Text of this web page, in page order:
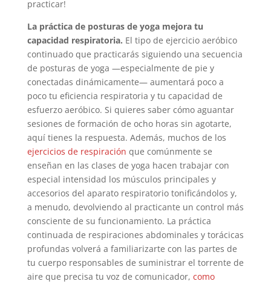
practicar!
La práctica de posturas de yoga mejora tu
capacidad respiratoria. El tipo de ejercicio aeróbico
continuado que practicarás siguiendo una secuencia
de posturas de yoga —especialmente de pie y
conectadas dinámicamente— aumentará poco a
poco tu eficiencia respiratoria y tu capacidad de
esfuerzo aeróbico. Si quieres saber cómo aguantar
sesiones de formación de ocho horas sin agotarte,
aquí tienes la respuesta. Además, muchos de los
ejercicios de respiración que comúnmente se
enseñan en las clases de yoga hacen trabajar con
especial intensidad los músculos principales y
accesorios del aparato respiratorio tonificándolos y,
a menudo, devolviendo al practicante un control más
consciente de su funcionamiento. La práctica
continuada de respiraciones abdominales y torácicas
profundas volverá a familiarizarte con las partes de
tu cuerpo responsables de suministrar el torrente de
aire que precisa tu voz de comunicador, como